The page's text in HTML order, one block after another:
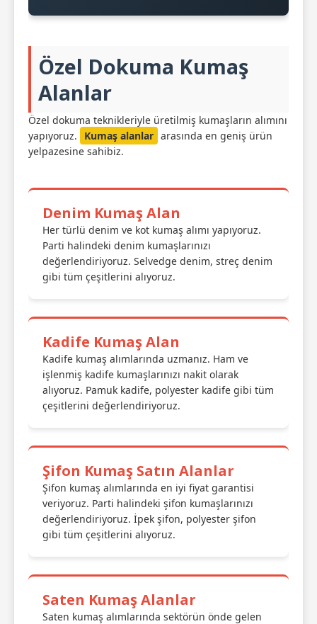
Özel Dokuma Kumaş
Alanlar
Özel dokuma teknikleriyle üretilmiş kumaşların alımını
yapıyoruz.
Kumaş alanlar arasında en geniş ürün
yelpazesine sahibiz.
Denim Kumaş Alan
Her türlü denim ve kot kumaş alımı yapıyoruz.
Parti halindeki denim kumaşlarınızı
değerlendiriyoruz. Selvedge denim, streç denim
gibi tüm çeşitlerini alıyoruz.
Kadife Kumaş Alan
Kadife kumaş alımlarında uzmanız. Ham ve
işlenmiş kadife kumaşlarınızı nakit olarak
alıyoruz. Pamuk kadife, polyester kadife gibi tüm
çeşitlerini değerlendiriyoruz.
Şifon Kumaş Satın Alanlar
Şifon kumaş alımlarında en iyi fiyat garantisi
veriyoruz. Parti halindeki şifon kumaşlarınızı
değerlendiriyoruz. İpek şifon, polyester şifon
gibi tüm çeşitlerini alıyoruz.
Saten Kumaş Alanlar
Saten kumaş alımlarında sektörün önde gelen